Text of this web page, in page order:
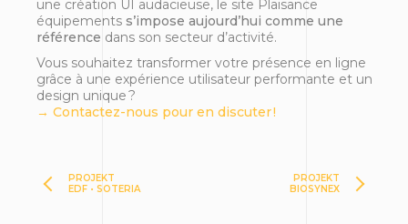
une création UI audacieuse, le site Plaisance
équipements s’impose aujourd’hui comme une
référence dans son secteur d’activité.
Vous souhaitez transformer votre présence en ligne
grâce à une expérience utilisateur performante et un
design unique ?
→ Contactez-nous pour en discuter !
PROJEKT
EDF • SOTERIA
PROJEKT
BIOSYNEX